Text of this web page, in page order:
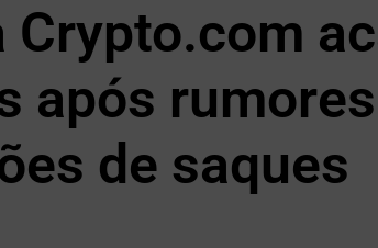
Crypto.com
após
de saques